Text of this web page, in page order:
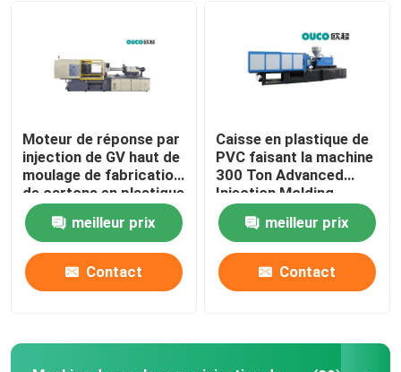
Moteur de réponse par
injection de GV haut de
moulage de fabrication
de cartons en plastique
hydraulique de machine
meilleur prix
Contact
Caisse en plastique de
PVC faisant la machine
300 Ton Advanced
Injection Molding
meilleur prix
Contact